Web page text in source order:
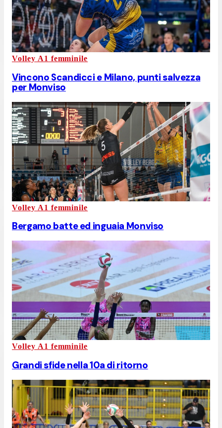
Volley A1 femminile
Vincono Scandicci e Milano, punti salvezza
per Monviso
Volley A1 femminile
Bergamo batte ed inguaia Monviso
Volley A1 femminile
Grandi sfide nella 10a di ritorno